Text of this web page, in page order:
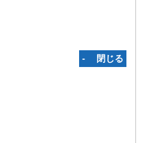
‐ 閉じる